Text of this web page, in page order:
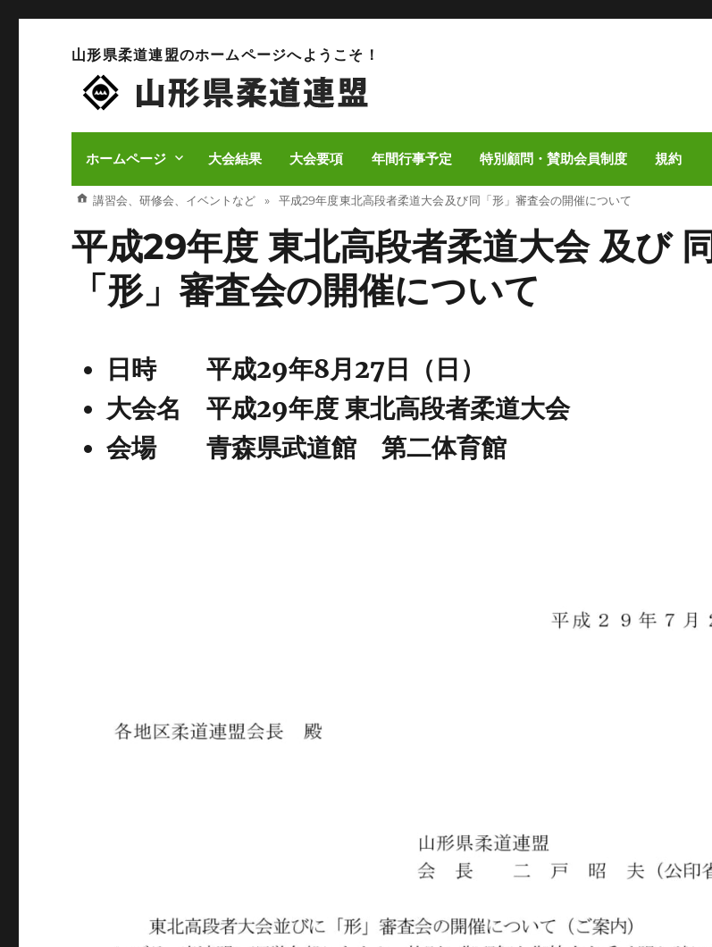
山形県柔道連盟のホームページへようこそ！
ホームページ 大会結果 大会要項 年間行事予定 特別顧問・賛助会員制度 規約
講習会、研修会、イベントなど 平成29年度 東北高段者柔道大会 及び 同「形」審査会の開催について
平成29年度 東北高段者柔道大会 及び 同
「形」審査会の開催について
日時 平成29年8月27日（日）
大会名 平成29年度 東北高段者柔道大会
会場 青森県武道館 第二体育館